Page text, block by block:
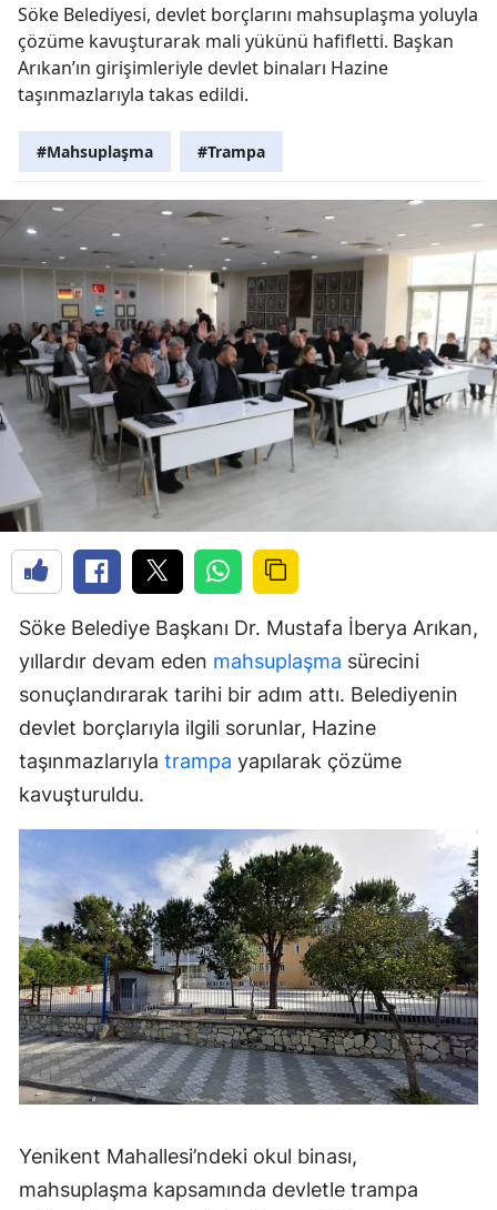
Söke Belediyesi, devlet borçlarını mahsuplaşma yoluyla
çözüme kavuşturarak mali yükünü hafifletti. Başkan
Arıkan’ın girişimleriyle devlet binaları Hazine
taşınmazlarıyla takas edildi.
#Mahsuplaşma #Trampa
Söke Belediye Başkanı Dr. Mustafa İberya Arıkan,
yıllardır devam eden mahsuplaşma sürecini
sonuçlandırarak tarihi bir adım attı. Belediyenin
devlet borçlarıyla ilgili sorunlar, Hazine
taşınmazlarıyla trampa yapılarak çözüme
kavuşturuldu.
Yenikent Mahallesi’ndeki okul binası,
mahsuplaşma kapsamında devletle trampa